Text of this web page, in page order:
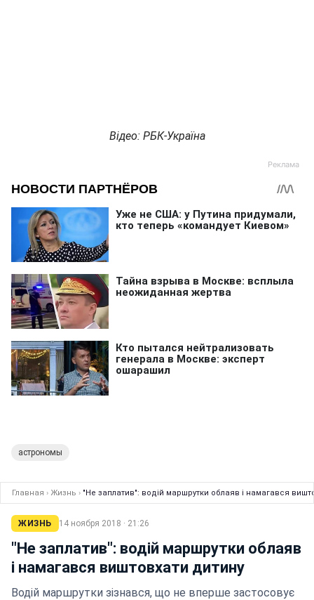
Відео: РБК-Україна
астрономы
Главная › Жизнь › "Не заплатив": водій маршрутки облаяв і намагався
ЖИЗНЬ 14 ноября 2018 · 21:26
"Не заплатив": водій маршрутки облаяв
і намагався виштовхати дитину
Водій маршрутки зізнався, що не вперше застосовує